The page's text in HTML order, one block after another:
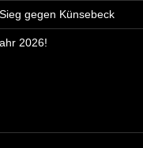
gegen Künsebeck
2026!